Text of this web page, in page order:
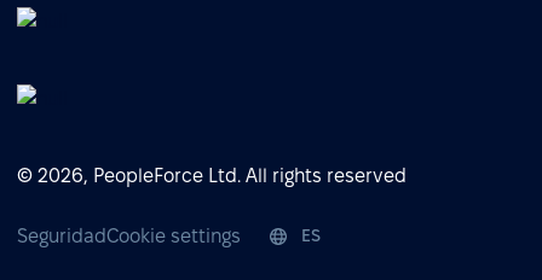
© 2026, PeopleForce Ltd. All rights reserved
SeguridadCookie settings ES